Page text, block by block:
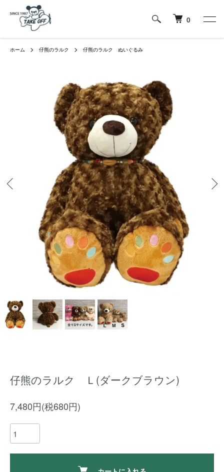
0
ホーム 仔熊のラルク 仔熊のラルク ぬいぐるみ
仔熊のラルク Ｌ(ダークブラウン)
7,480円(税680円)